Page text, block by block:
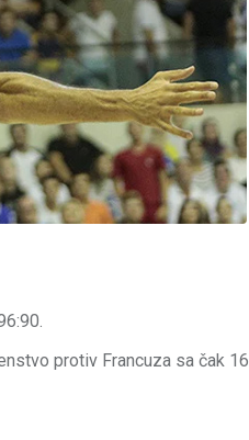
protiv Francuza sa čak 16